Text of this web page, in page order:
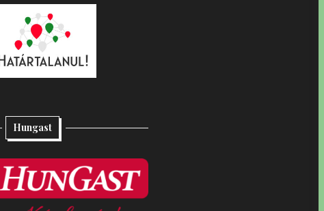
Hungast